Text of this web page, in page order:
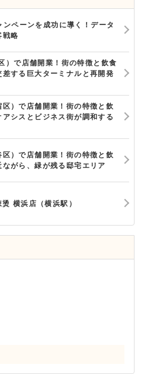
ンペーンを成功に導く！データ
戦略
）で店舗開業！街の特徴と飲食
する巨大ターミナルと再開発
）で店舗開業！街の特徴と飲
シスとビジネス街が調和する
）で店舗開業！街の特徴と飲
がら、緑が残る邸宅エリア
横浜店（横浜駅）